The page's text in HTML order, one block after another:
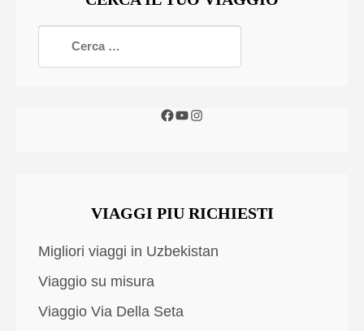
VIAGGI PIU RICHIESTI
Migliori viaggi in Uzbekistan
Viaggio su misura
Viaggio Via Della Seta